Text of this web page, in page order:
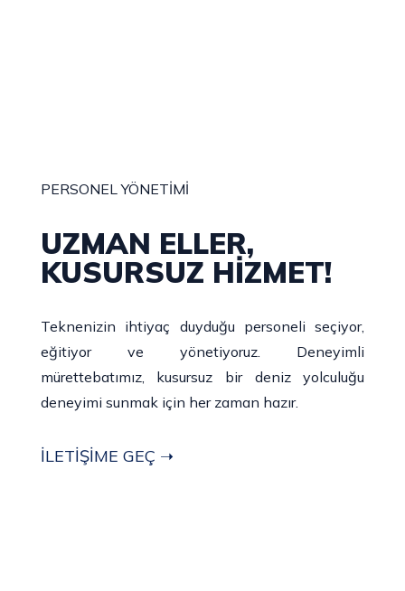
PERSONEL YÖNETİMİ
UZMAN ELLER,
KUSURSUZ HİZMET!
Teknenizin ihtiyaç duyduğu personeli seçiyor,
eğitiyor ve yönetiyoruz. Deneyimli
mürettebatımız, kusursuz bir deniz yolculuğu
deneyimi sunmak için her zaman hazır.
İLETİŞİME GEÇ ➝